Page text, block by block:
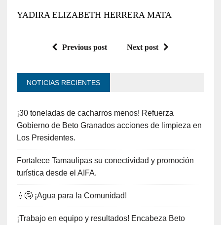
YADIRA ELIZABETH HERRERA MATA
Previous post Next post
NOTICIAS RECIENTES
¡30 toneladas de cacharros menos! Refuerza
Gobierno de Beto Granados acciones de limpieza en
Los Presidentes.
Fortalece Tamaulipas su conectividad y promoción
turística desde el AIFA.
💧🚰 ¡Agua para la Comunidad!
¡Trabajo en equipo y resultados! Encabeza Beto